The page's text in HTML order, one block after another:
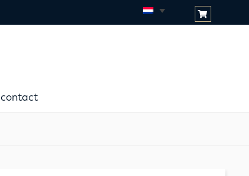
contact